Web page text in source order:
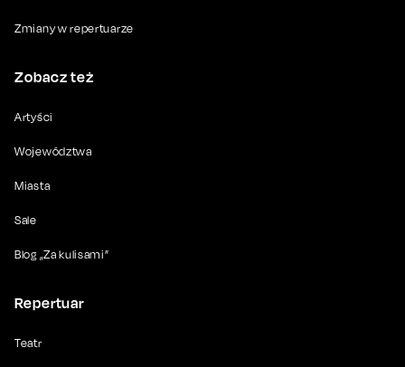
Zmiany w repertuarze
Zobacz też
Artyści
Województwa
Miasta
Sale
Blog „Za kulisami”
Repertuar
Teatr